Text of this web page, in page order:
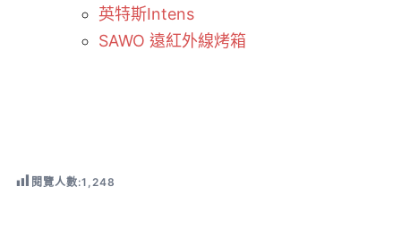
英特斯Intens
SAWO 遠紅外線烤箱
閱覽人數:1,248